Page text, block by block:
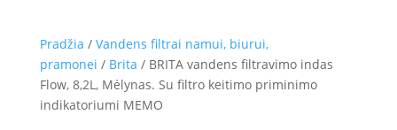
Pradžia / Vandens filtrai namui, biurui,
pramonei / Brita / BRITA vandens filtravimo indas
Flow, 8,2L, Mėlynas. Su filtro keitimo priminimo
indikatoriumi MEMO